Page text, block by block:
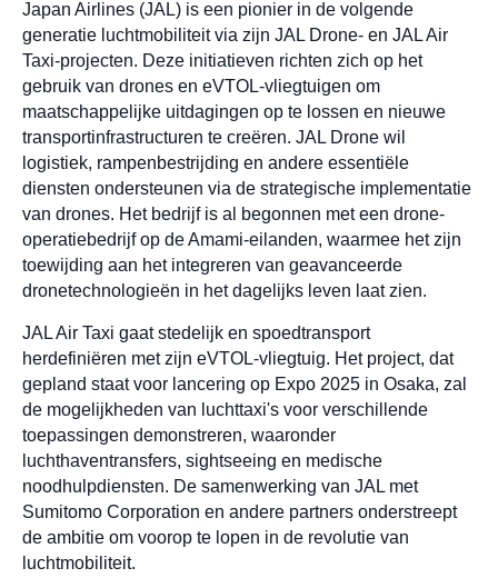
Japan Airlines (JAL) is een pionier in de volgende
generatie luchtmobiliteit via zijn JAL Drone- en JAL Air
Taxi-projecten. Deze initiatieven richten zich op het
gebruik van drones en eVTOL-vliegtuigen om
maatschappelijke uitdagingen op te lossen en nieuwe
transportinfrastructuren te creëren. JAL Drone wil
logistiek, rampenbestrijding en andere essentiële
diensten ondersteunen via de strategische implementatie
van drones. Het bedrijf is al begonnen met een drone-
operatiebedrijf op de Amami-eilanden, waarmee het zijn
toewijding aan het integreren van geavanceerde
dronetechnologieën in het dagelijks leven laat zien.
JAL Air Taxi gaat stedelijk en spoedtransport
herdefiniëren met zijn eVTOL-vliegtuig. Het project, dat
gepland staat voor lancering op Expo 2025 in Osaka, zal
de mogelijkheden van luchttaxi's voor verschillende
toepassingen demonstreren, waaronder
luchthaventransfers, sightseeing en medische
noodhulpdiensten. De samenwerking van JAL met
Sumitomo Corporation en andere partners onderstreept
de ambitie om voorop te lopen in de revolutie van
luchtmobiliteit.